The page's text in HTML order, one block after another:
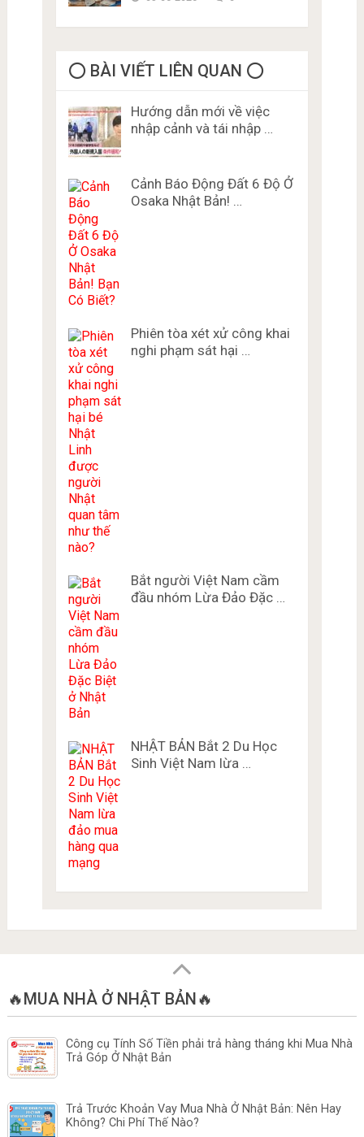
⭕️ BÀI VIẾT LIÊN QUAN ⭕️
Hướng dẫn mới về việc
nhập cảnh và tái nhập …
Cảnh Báo Động Đất 6 Độ Ở
Osaka Nhật Bản! …
Phiên tòa xét xử công khai
nghi phạm sát hại …
Bắt người Việt Nam cầm
đầu nhóm Lừa Đảo Đặc …
NHẬT BẢN Bắt 2 Du Học
Sinh Việt Nam lừa …
🔥MUA NHÀ Ở NHẬT BẢN🔥
Công cụ Tính Số Tiền phải trả hàng tháng khi Mua Nhà
Trả Góp Ở Nhật Bản
Trả Trước Khoản Vay Mua Nhà Ở Nhật Bản: Nên Hay
Không? Chi Phí Thế Nào?